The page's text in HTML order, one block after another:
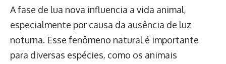
A fase de lua nova influencia a vida animal,
especialmente por causa da ausência de luz
noturna. Esse fenômeno natural é importante
para diversas espécies, como os animais